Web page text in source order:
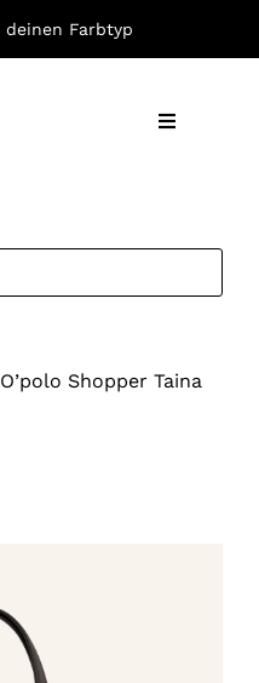
Farbtyp
Toggle
Shopper Taina